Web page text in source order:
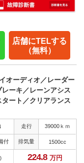
店舗にTELする
（無料）
オーディオ／レーダー
ーキ／レーンアシス
ート／クリアランス
走行 39000ｋｍ
付 排気量 1500cc
224.8 万円